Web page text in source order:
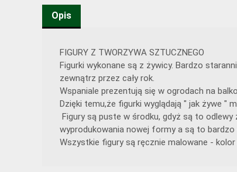
Opis
FIGURY Z TWORZYWA SZTUCZNEGO
Figurki wykonane są z żywicy. Bardzo
zewnątrz przez cały rok.
Wspaniale prezentują się w ogrodach na
Dzięki temu,że figurki wyglądają " jak żywe "
Figury są puste w środku, gdyż są to
wyprodukowania nowej formy a są to bardzo
Wszystkie figury są ręcznie malowane -